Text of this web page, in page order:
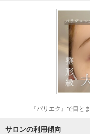
『パリエク』で目と
サロンの利用傾向